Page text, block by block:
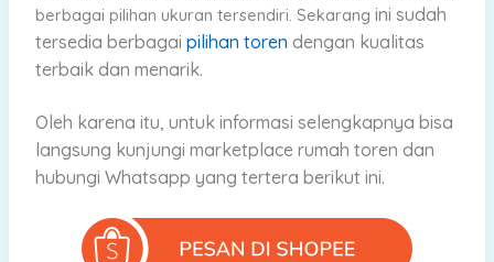
berbagai pilihan ukuran tersendiri. Sekarang ini sudah
tersedia berbagai pilihan toren dengan kualitas
terbaik dan menarik.
Oleh karena itu, untuk informasi selengkapnya bisa
langsung kunjungi marketplace rumah toren dan
hubungi Whatsapp yang tertera berikut ini.